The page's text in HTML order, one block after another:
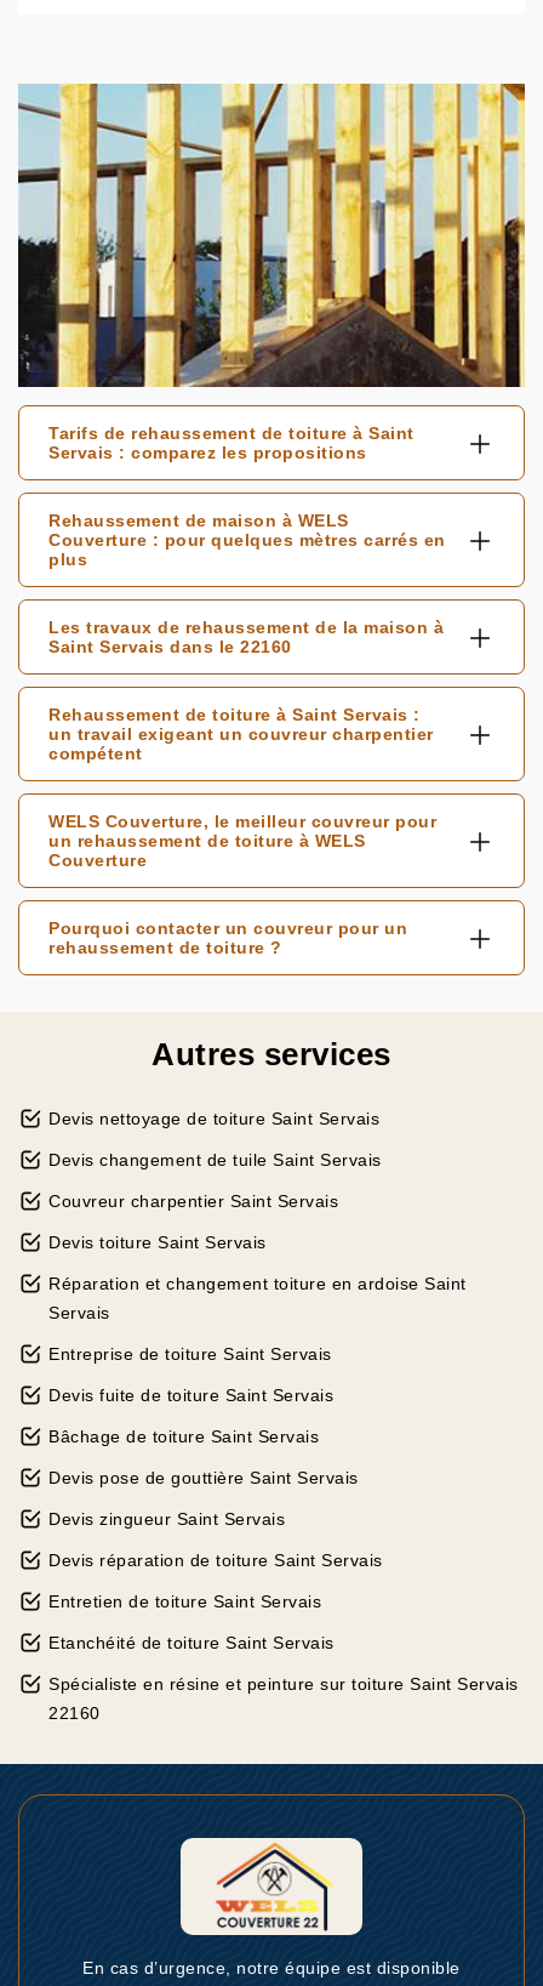
Tarifs de rehaussement de toiture à Saint
Servais : comparez les propositions
Rehaussement de maison à WELS
Couverture : pour quelques mètres carrés en
plus
Les travaux de rehaussement de la maison à
Saint Servais dans le 22160
Rehaussement de toiture à Saint Servais :
un travail exigeant un couvreur charpentier
compétent
WELS Couverture, le meilleur couvreur pour
un rehaussement de toiture à WELS
Couverture
Pourquoi contacter un couvreur pour un
rehaussement de toiture ?
Autres services
Devis nettoyage de toiture Saint Servais
Devis changement de tuile Saint Servais
Couvreur charpentier Saint Servais
Devis toiture Saint Servais
Réparation et changement toiture en ardoise Saint
Servais
Entreprise de toiture Saint Servais
Devis fuite de toiture Saint Servais
Bâchage de toiture Saint Servais
Devis pose de gouttière Saint Servais
Devis zingueur Saint Servais
Devis réparation de toiture Saint Servais
Entretien de toiture Saint Servais
Etanchéité de toiture Saint Servais
Spécialiste en résine et peinture sur toiture Saint Servais
22160
En cas d’urgence, notre équipe est disponible